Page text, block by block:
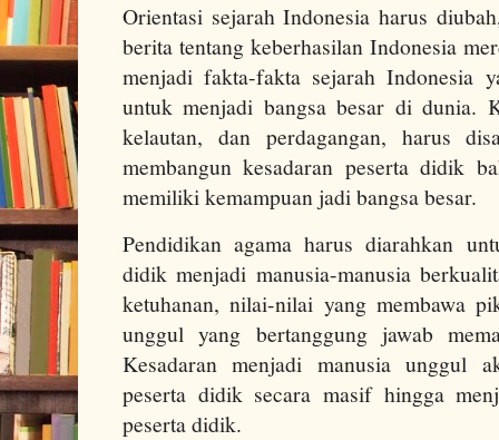
Orientasi sejarah Indonesia harus
berita tentang keberhasilan Indonesia
menjadi fakta-fakta sejarah Indonesia
untuk menjadi bangsa besar di dunia.
kelautan, dan perdagangan, harus
membangun kesadaran peserta didik
memiliki kemampuan jadi bangsa besar.
Pendidikan agama harus diarahkan
didik menjadi manusia-manusia
ketuhanan, nilai-nilai yang membawa
unggul yang bertanggung jawab
Kesadaran menjadi manusia unggul
peserta didik secara masif hingga
peserta didik.